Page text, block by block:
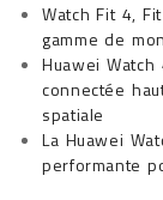
Watch Fit 4,
gamme de
Huawei
connectée
spatiale
La Huawei
performante